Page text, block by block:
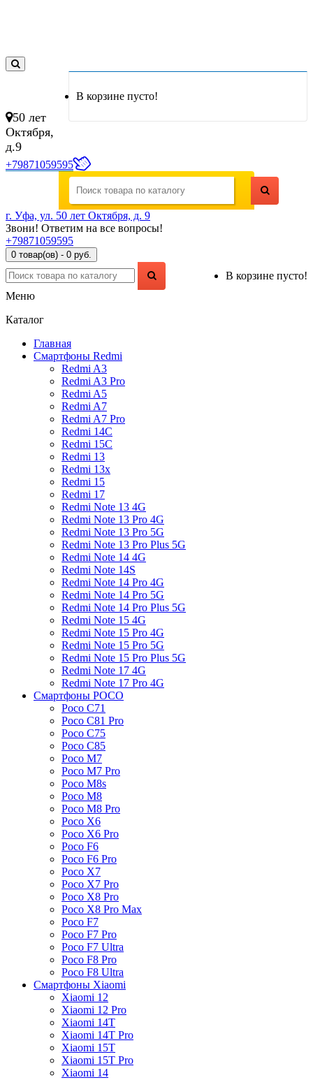
В корзине пусто!
50 лет
Октября,
д.9
+79871059595
г. Уфа, ул. 50 лет Октября, д. 9
Звони! Ответим на все вопросы!
+79871059595
0 товар(ов) - 0 руб.
В корзине пусто!
Меню
Каталог
Главная
Смартфоны Redmi
Redmi A3
Redmi A3 Pro
Redmi A5
Redmi A7
Redmi A7 Pro
Redmi 14C
Redmi 15C
Redmi 13
Redmi 13x
Redmi 15
Redmi 17
Redmi Note 13 4G
Redmi Note 13 Pro 4G
Redmi Note 13 Pro 5G
Redmi Note 13 Pro Plus 5G
Redmi Note 14 4G
Redmi Note 14S
Redmi Note 14 Pro 4G
Redmi Note 14 Pro 5G
Redmi Note 14 Pro Plus 5G
Redmi Note 15 4G
Redmi Note 15 Pro 4G
Redmi Note 15 Pro 5G
Redmi Note 15 Pro Plus 5G
Redmi Note 17 4G
Redmi Note 17 Pro 4G
Смартфоны POCO
Poco C71
Poco C81 Pro
Poco C75
Poco C85
Poco M7
Poco M7 Pro
Poco M8s
Poco M8
Poco M8 Pro
Poco X6
Poco X6 Pro
Poco F6
Poco F6 Pro
Poco X7
Poco X7 Pro
Poco X8 Pro
Poco X8 Pro Max
Poco F7
Poco F7 Pro
Poco F7 Ultra
Poco F8 Pro
Poco F8 Ultra
Смартфоны Xiaomi
Xiaomi 12
Xiaomi 12 Pro
Xiaomi 14T
Xiaomi 14T Pro
Xiaomi 15T
Xiaomi 15T Pro
Xiaomi 14